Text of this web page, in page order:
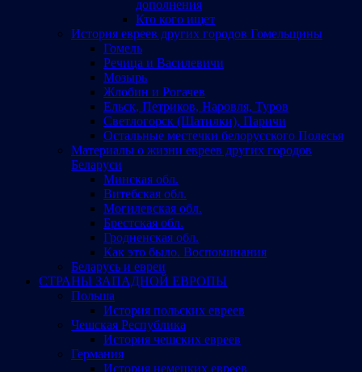
дополнения
Кто кого ищет
История евреев других городов Гомельщины
Гомель
Речица и Василевичи
Мозырь
Жлобин и Рогачев
Ельск, Петриков, Наровля, Туров
Светлогорск (Шатилки), Паричи
Остальные местечки белорусского Полесья
Материалы о жизни евреев других городов
Беларуси
Минская обл.
Витебская обл.
Могилевская обл.
Брестская обл.
Гродненская обл.
Как это было. Воспоминания
Беларусь и евреи
СТРАНЫ ЗАПАДНОЙ ЕВРОПЫ
Польша
История польских евреев
Чешская Республика
История чешских евреев
Германия
История немецких евреев